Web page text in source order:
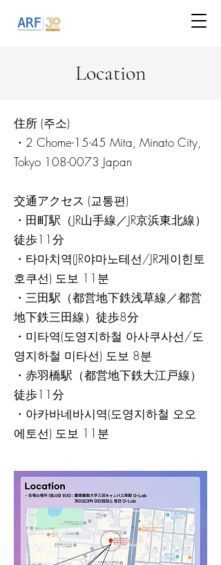
Location
住所 (주소)
・2 Chome-15-45 Mita, Minato City,
Tokyo 108-0073 Japan
交通アクセス (교통편)
・田町駅（JR山手線／JR京浜東北線）
徒歩11分
・타마치역(JR야마노테선/JR게이힌토
호쿠선) 도보 11분
・三田駅（都営地下鉄浅草線／都営
地下鉄三田線）徒歩8分
・미타역(도영지하철 아사쿠사선/도
영지하철 미타선) 도보 8분
・赤羽橋駅（都営地下鉄大江戸線）
徒歩11分
・아카바네바시역(도영지하철 오오
에토선) 도보 11분